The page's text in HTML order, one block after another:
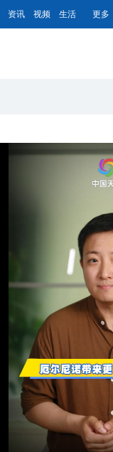
资讯 视频 生活 更多